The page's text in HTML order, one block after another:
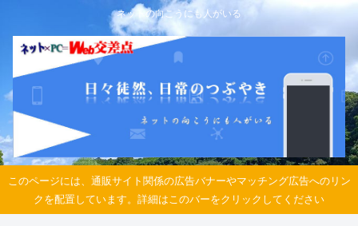
ネットの向こうにも人がいる
このページには、通販サイト関係の広告バナーやマッチング広告へのリン
クを配置しています。詳細はこのバーをクリックしてください